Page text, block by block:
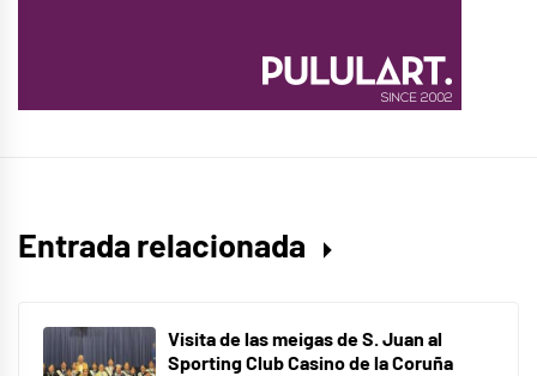
Entrada relacionada
Visita de las meigas de S. Juan al
Sporting Club Casino de la Coruña